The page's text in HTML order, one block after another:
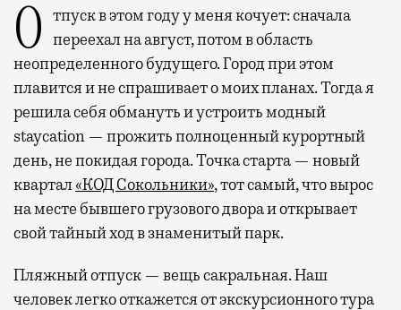
Отпуск в этом году у меня кочует: сначала переехал на август, потом в область
неопределенного будущего. Город при этом
плавится и не спрашивает о моих планах. Тогда я
решила себя обмануть и устроить модный
staycation — прожить полноценный курортный
день, не покидая города. Точка старта — новый
квартал«КОД Сокольники», тот самый, что вырос
на месте бывшего грузового двора и открывает
свой тайный ход в знаменитый парк.
Пляжный отпуск — вещь сакральная. Наш
человек легко откажется от экскурсионного тура